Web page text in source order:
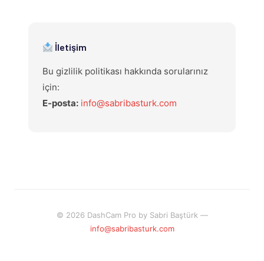
İletişim
Bu gizlilik politikası hakkında sorularınız
için:
E-posta: info@sabribasturk.com
© 2026 DashCam Pro by Sabri Baştürk —
info@sabribasturk.com